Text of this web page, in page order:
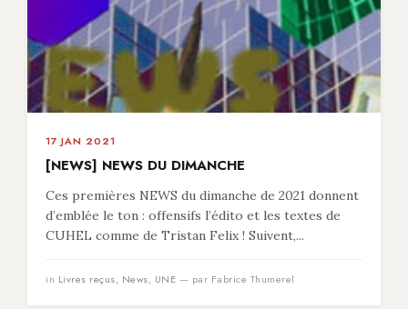
17 JAN 2021
[NEWS] NEWS DU DIMANCHE
Ces premières NEWS du dimanche de 2021 donnent
d’emblée le ton : offensifs l’édito et les textes de
CUHEL comme de Tristan Felix ! Suivent,...
in Livres reçus, News, UNE — par Fabrice Thumerel